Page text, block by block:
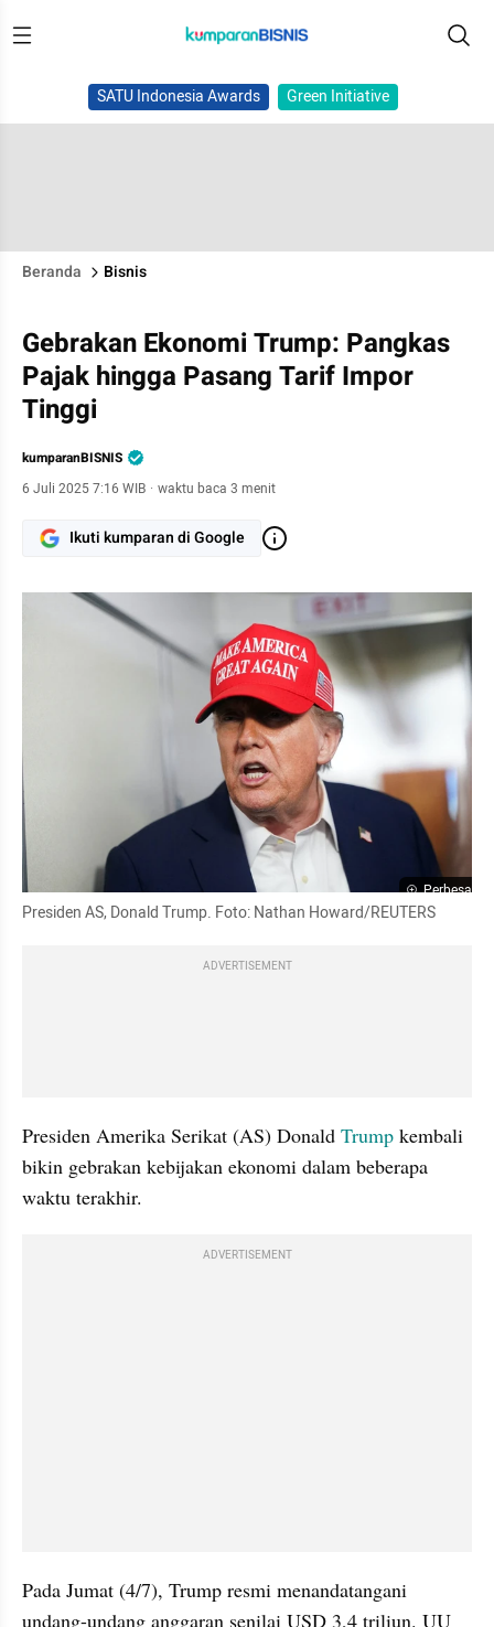
SATU Indonesia Awards Green Initiative
Beranda Bisnis
Gebrakan Ekonomi Trump: Pangkas
Pajak hingga Pasang Tarif Impor
Tinggi
kumparanBISNIS
6 Juli 2025 7:16 WIB · waktu baca 3 menit
Ikuti kumparan di Google
Perbesar
Presiden AS, Donald Trump. Foto: Nathan Howard/REUTERS
ADVERTISEMENT
Presiden Amerika Serikat (AS) Donald Trump kembali
bikin gebrakan kebijakan ekonomi dalam beberapa
waktu terakhir.
ADVERTISEMENT
Pada Jumat (4/7), Trump resmi menandatangani
undang-undang anggaran senilai USD 3,4 triliun. UU